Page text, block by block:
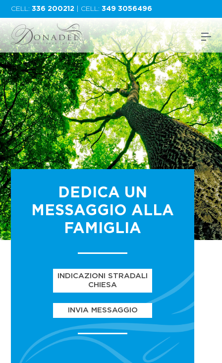
CELL:336 200212 | CELL:349 3056496
DEDICA UN
MESSAGGIO ALLA
FAMIGLIA
INDICAZIONI STRADALI
CHIESA
INVIA MESSAGGIO